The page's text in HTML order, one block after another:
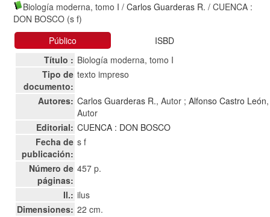
Biología moderna, tomo I /Carlos Guarderas R. / CUENCA :
DON BOSCO (s f)
Público
ISBD
Título : Biología moderna, tomo I
Tipo de
documento:
texto impreso
Autores: Carlos Guarderas R., Autor ;Alfonso Castro León,
Autor
Editorial: CUENCA : DON BOSCO
Fecha de
publicación:
s f
Número de
páginas:
457 p.
Il.: ilus
Dimensiones: 22 cm.